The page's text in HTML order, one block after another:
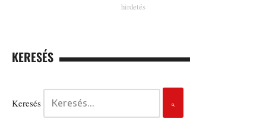
KERESÉS
Keresés